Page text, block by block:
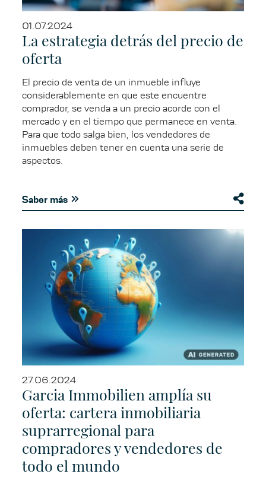
01.07.2024
La estrategia detrás del precio de
oferta
El precio de venta de un inmueble influye
considerablemente en que este encuentre
comprador, se venda a un precio acorde con el
mercado y en el tiempo que permanece en venta.
Para que todo salga bien, los vendedores de
inmuebles deben tener en cuenta una serie de
aspectos.
Saber más
27.06.2024
Garcia Immobilien amplía su
oferta: cartera inmobiliaria
suprarregional para
compradores y vendedores de
todo el mundo